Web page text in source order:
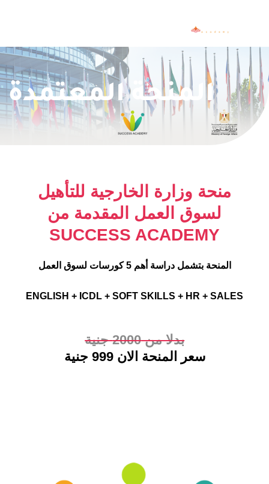
ENGLISH
ICDL
SALES
ADVANCED
EXCEL
COURSE
المنحة المعتمدة
منحة وزارة الخارجية للتأهيل
لسوق العمل المقدمة من
SUCCESS ACADEMY
المنحة بتشمل دراسة أهم 5 كورسات لسوق العمل
ENGLISH + ICDL + SOFT SKILLS + HR +
بدلا من 2000 جنية
سعر المنحة الان 999 جنية